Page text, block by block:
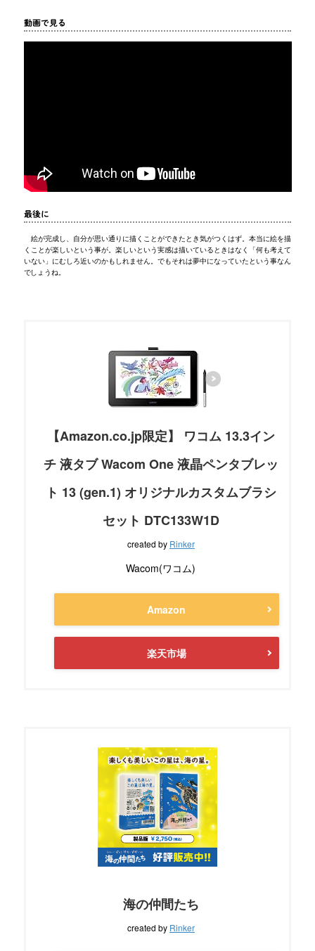
動画で見る
最後に
絵が完成し、自分が思い通りに描くことができたとき気がつくはず。本当に絵を描
くことが楽しいという事が。楽しいという実感は描いているときはなく「何も考えて
いない」にむしろ近いのかもしれません。でもそれは夢中になっていたという事なん
でしょうね。
【Amazon.co.jp限定】 ワコム 13.3イン
チ 液タブ Wacom One 液晶ペンタブレッ
ト 13 (gen.1) オリジナルカスタムブラシ
セット DTC133W1D
created by Rinker
Wacom(ワコム)
Amazon
楽天市場
海の仲間たち
created by Rinker